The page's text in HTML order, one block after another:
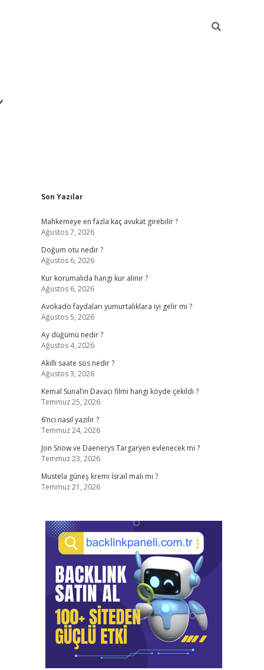
Sidebar
Son Yazılar
Mahkemeye en fazla kaç avukat girebilir ?
Ağustos 7, 2026
Doğum otu nedir ?
Ağustos 6, 2026
Kur korumalıda hangi kur alınır ?
Ağustos 6, 2026
Avokado faydaları yumurtalıklara iyi gelir mi ?
Ağustos 5, 2026
Ay düğümü nedir ?
Ağustos 4, 2026
Akıllı saate sos nedir ?
Ağustos 3, 2026
Kemal Sunal’ın Davacı filmi hangi köyde çekildi ?
Temmuz 25, 2026
6’ncı nasıl yazılır ?
Temmuz 24, 2026
Jon Snow ve Daenerys Targaryen evlenecek mi ?
Temmuz 23, 2026
Mustela güneş kremi İsrail malı mı ?
Temmuz 21, 2026
betcivdcasino giriş